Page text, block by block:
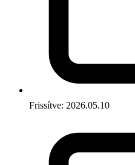
Frissítve: 2026.05.10